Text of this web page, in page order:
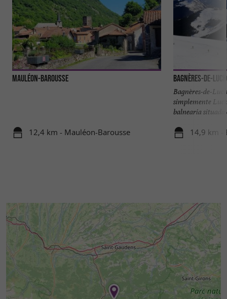
Mauléon-Barousse
12,4 km - Mauléon-Barousse
Bagnères-de-
Bagnères-de-
simplemente
balnearia situada
14,9 km -